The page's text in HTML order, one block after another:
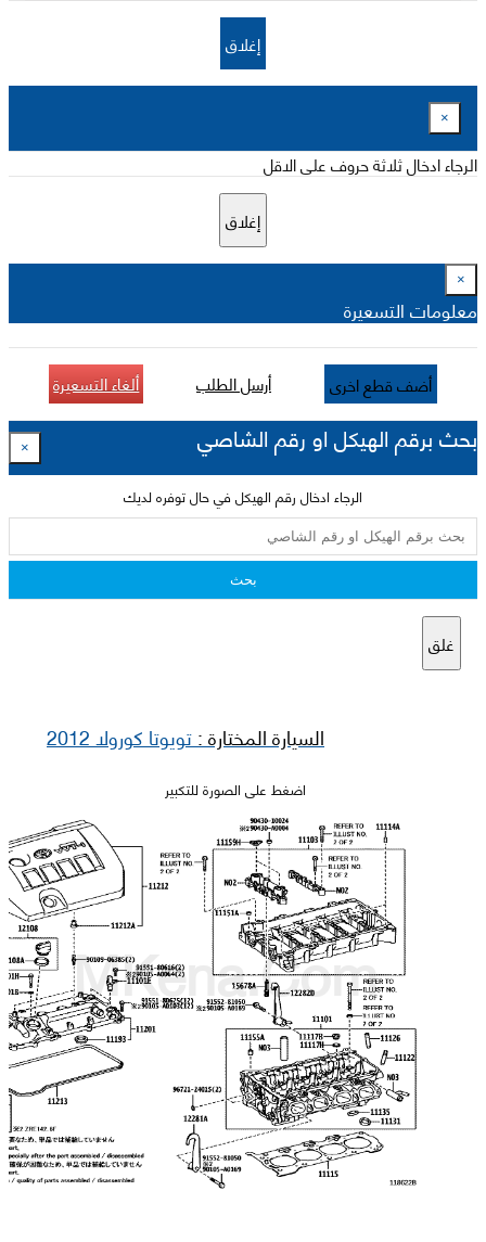
إغلاق
×
الرجاء ادخال ثلاثة حروف على الاقل
إغلاق
×
معلومات التسعيرة
أضف قطع اخرى أرسل الطلب ألغاء التسعيرة
بحث برقم الهيكل او رقم الشاصي ×
الرجاء ادخال رقم الهيكل في حال توفره لديك
بحث
غلق
السيارة المختارة :تويوتا كورولا 2012
اضغط على الصورة للتكبير